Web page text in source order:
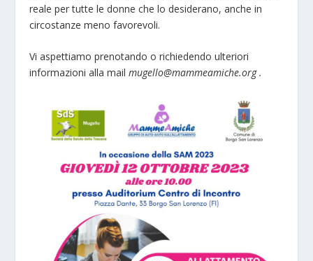
reale per tutte le donne che lo desiderano, anche in
circostanze meno favorevoli.
Vi aspettiamo prenotando o richiedendo ulteriori
informazioni alla mailmugello@mammeamiche.org .